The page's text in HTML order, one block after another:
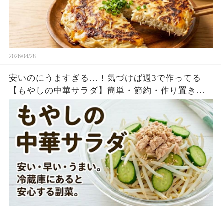
2026/04/28
安いのにうますぎる…！気づけば週3で作ってる
【もやしの中華サラダ】簡単・節約・作り置き最
強レシピ